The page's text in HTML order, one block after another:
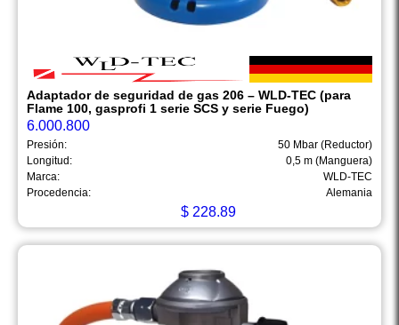
Adaptador de seguridad de gas 206 – WLD-TEC (para
Flame 100, gasprofi 1 serie SCS y serie Fuego)
6.000.800
Presión:
50 Mbar (Reductor)
Longitud:
0,5 m (Manguera)
Marca:
WLD-TEC
Procedencia:
Alemania
$ 228.89